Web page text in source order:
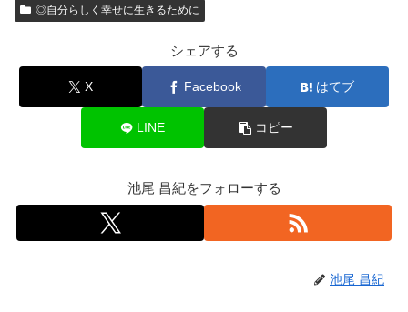
◎自分らしく幸せに生きるために
シェアする
X Facebook はてブ
LINE コピー
池尾 昌紀をフォローする
池尾 昌紀